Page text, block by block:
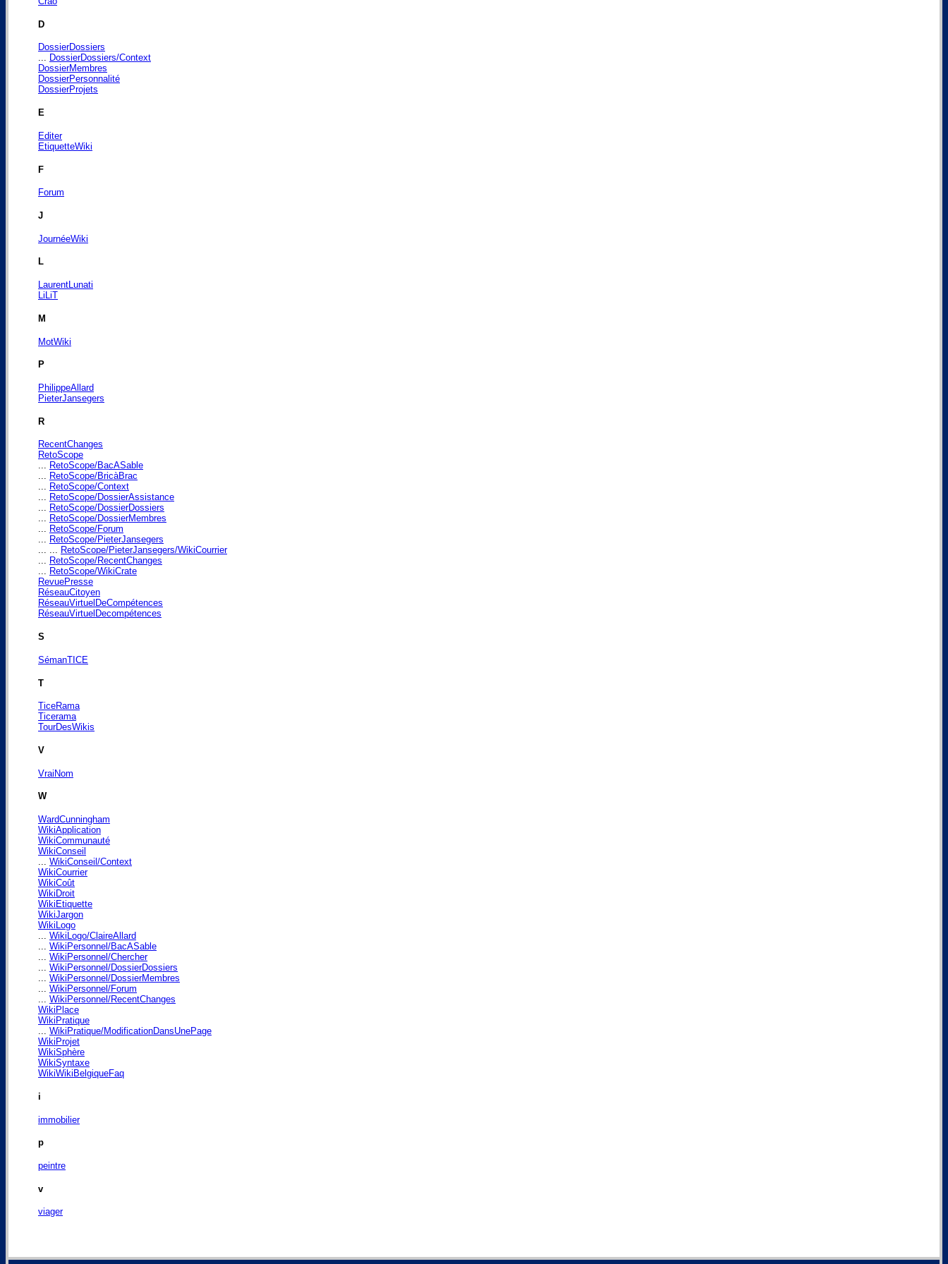
D
DossierDossiers
... DossierDossiers/Context
DossierMembres
DossierPersonnalité
DossierProjets
E
Editer
EtiquetteWiki
F
Forum
J
JournéeWiki
L
LaurentLunati
LiLiT
M
MotWiki
P
PhilippeAllard
PieterJansegers
R
RecentChanges
RetoScope
... RetoScope/BacASable
... RetoScope/BricàBrac
... RetoScope/Context
... RetoScope/DossierAssistance
... RetoScope/DossierDossiers
... RetoScope/DossierMembres
... RetoScope/Forum
... RetoScope/PieterJansegers
... ... RetoScope/PieterJansegers/WikiCourrier
... RetoScope/RecentChanges
... RetoScope/WikiCrate
RevuePresse
RéseauCitoyen
RéseauVirtuelDeCompétences
RéseauVirtuelDecompétences
S
SémanTICE
T
TiceRama
Ticerama
TourDesWikis
V
VraiNom
W
WardCunningham
WikiApplication
WikiCommunauté
WikiConseil
... WikiConseil/Context
WikiCourrier
WikiCoût
WikiDroit
WikiEtiquette
WikiJargon
WikiLogo
... WikiLogo/ClaireAllard
... WikiPersonnel/BacASable
... WikiPersonnel/Chercher
... WikiPersonnel/DossierDossiers
... WikiPersonnel/DossierMembres
... WikiPersonnel/Forum
... WikiPersonnel/RecentChanges
WikiPlace
WikiPratique
... WikiPratique/ModificationDansUnePage
WikiProjet
WikiSphère
WikiSyntaxe
WikiWikiBelgiqueFaq
i
immobilier
p
peintre
v
viager